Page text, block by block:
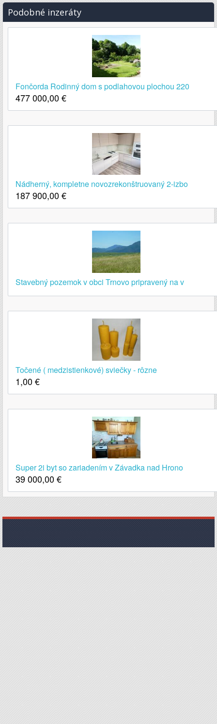
Podobné inzeráty
Fončorda Rodinný dom s podlahovou plochou 220
477 000,00€
Nádherný, kompletne novozrekonštruovaný 2-izbo
187 900,00€
Stavebný pozemok v obci Trnovo pripravený na v
Točené ( medzistienkové) sviečky - rôzne
1,00€
Super 2i byt so zariadením v Závadka nad Hrono
39 000,00€